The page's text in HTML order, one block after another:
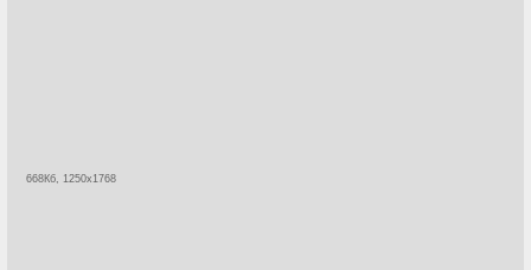
668Кб, 1250x1768